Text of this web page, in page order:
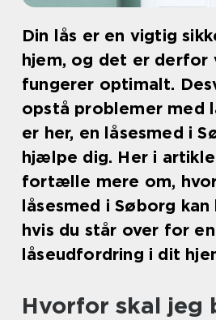
Din lås er en vigtig
hjem, og det er derfor
fungerer optimalt.
opstå problemer med
er her, en låsesmed i
hjælpe dig. Her i
fortælle mere om,
låsesmed i Søborg
hvis du står over for en
låseudfordring i dit
Hvorfor skal jeg